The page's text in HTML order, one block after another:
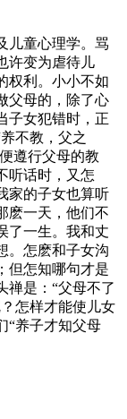
儿童心理学。骂
许变为虐待儿
权利。小小不如
父母的，除了心
子女犯错时，正
不教，父之
遵行父母的教
听话时，又怎
家的子女也算听
麽一天，他们不
了一生。我和丈
。怎麽和子女沟
但怎知哪句才是
禅是：“父母不了
怎样才能使儿女
“养子才知父母